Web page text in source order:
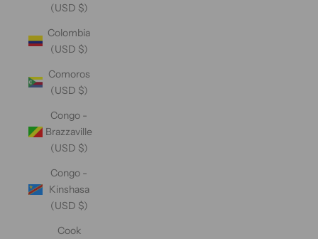
(USD $)
Colombia
(USD $)
Comoros
(USD $)
Congo -
Brazzaville
(USD $)
Congo -
Kinshasa
(USD $)
Cook